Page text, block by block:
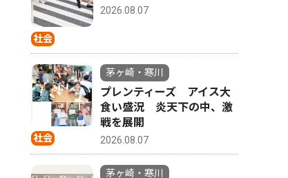
社会
2026.08.07
社会
茅ヶ崎・寒川
プレンティーズ アイス大
食い盛況 炎天下の中、激
戦を展開
2026.08.07
茅ヶ崎・寒川